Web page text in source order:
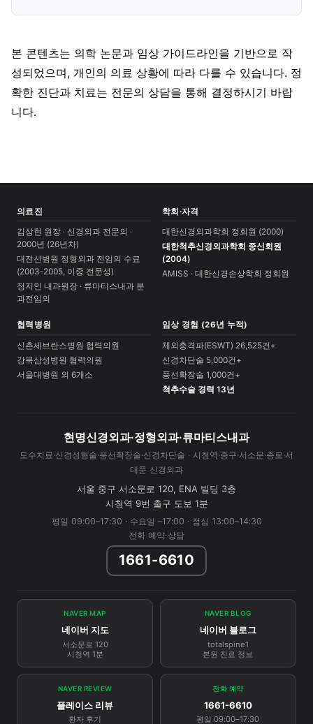
본 콘텐츠는 의학 논문과 임상 가이드라인을 기반으로 작
성되었으며, 개인의 의료 상황에 따라 다를 수 있습니다. 정
확한 진단과 치료는 전문의 상담을 통해 결정하시기 바랍
니다.
의료진
김상현 원장 · 신경외과 전문의 ·
2000년 (26년차)
대전선병원 정형외과 전임의 수료
(2003-2005, 이중 전문성)
정지인 내과원장 · 류마티스내과 분
과전임의
학회·자격
대한신경외과학회 정회원 (2000)
대한척추신경외과학회 종신회원
(2004)
AMISS · 대한신경손상학회 정회원
협력병원
신촌세브란스병원 협력의원
강북삼성병원 협력의원
서울대병원 외 6개소
임상 경험 (26년 누적)
체외충격파(ESWT) 26,525건+
신경차단술 5,000건+
풍선확장술 1,000건+
척추수술 경력 13년
현명신경외과·정형외과·류마티스내과
도수치료·신경성형술·풍선확장술·신경차단술 · 시청역·중구·서소문·종로·서
대문 신경외과
서울 중구 서소문로 120, ENA 빌딩 3층
시청역 9번 출구 도보 1분
평일 09:00–17:30 · 수요일 –17:00 · 점심 13:00–14:30
전화 예약·상담
1661-6610
NAVER MAP
네이버 지도
서소문로 120
시청역 1분
NAVER BLOG
네이버 블로그
totalspine1
본원 진료 정보
NAVER REVIEW
플레이스 리뷰
환자 후기
전화 예약
1661-6610
평일 09:00–17:30